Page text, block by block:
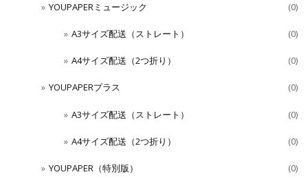
YOUPAPERミュージック (0)
A3サイズ配送（ストレート） (0)
A4サイズ配送（2つ折り） (0)
YOUPAPERプラス (0)
A3サイズ配送（ストレート） (0)
A4サイズ配送（2つ折り） (0)
YOUPAPER（特別版） (0)